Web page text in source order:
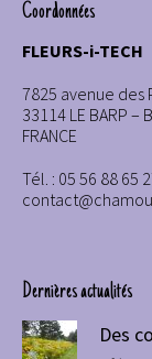
Coordonnées
FLEURS-i-TECH
7825 avenue des
33114 LE BARP –
FRANCE
Tél. : 05 56 88 65
Dernières actualités
Des